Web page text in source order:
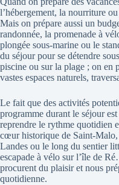
l’hébergement, la nourriture
Mais on prépare aussi un
randonnée, la promenade à
plongée sous-marine ou le
du séjour pour se détendre
piscine ou sur la plage ; on en
vastes espaces naturels,
Le fait que des activités
programme durant le séjour
reprendre le rythme quotidien
cœur historique de Saint-
Landes ou le long du sentier
escapade à vélo sur l’île de
procurent du plaisir et nous
quotidienne.